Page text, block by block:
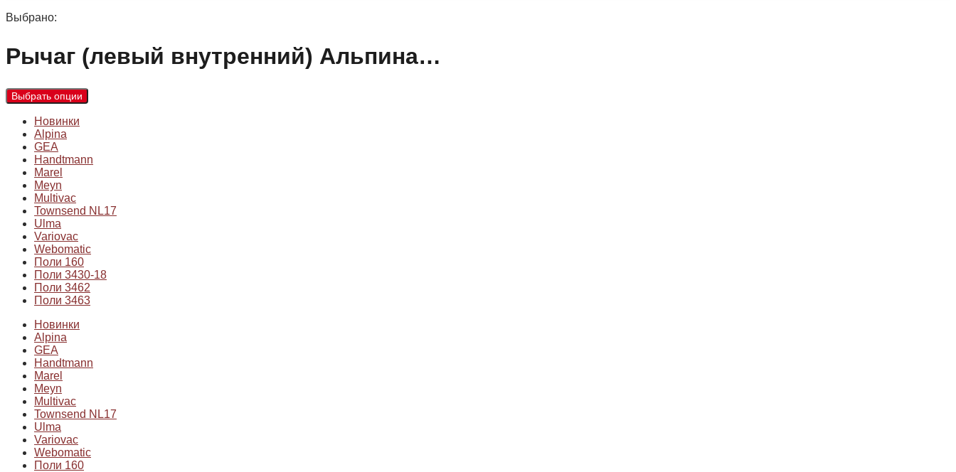
Выбрано:
Рычаг (левый внутренний) Альпина…
Выбрать опции
Новинки
Alpina
GEA
Handtmann
Marel
Meyn
Multivac
Townsend NL17
Ulma
Variovac
Webomatic
Поли 160
Поли 3430-18
Поли 3462
Поли 3463
Новинки
Alpina
GEA
Handtmann
Marel
Meyn
Multivac
Townsend NL17
Ulma
Variovac
Webomatic
Поли 160